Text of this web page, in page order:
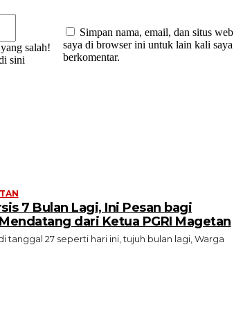
salah!
sini
Simpan nama, email, dan situs web
saya di browser ini untuk lain kali saya
berkomentar.
7 Bulan Lagi, Ini Pesan bagi
dari Ketua PGRI Magetan
tanggal 27 seperti hari ini, tujuh bulan lagi, Warga